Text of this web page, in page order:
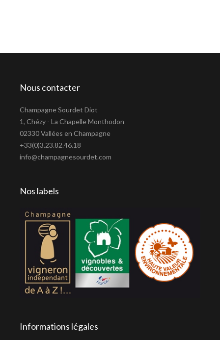
Nous contacter
Champagne Sourdet Diot
1, Chézy - La Chapelle Monthodon
02330 Vallées en Champagne
+33(0)3.23.82.46.18
info@champagnesourdet.com
Nos labels
Informations légales